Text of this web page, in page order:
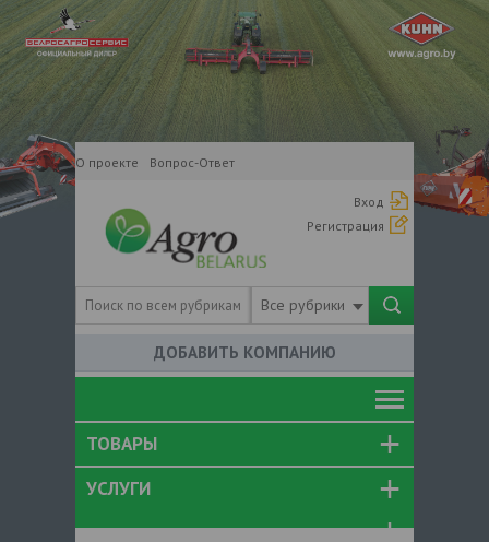
О проекте Вопрос-Ответ
Вход
Регистрация
Все рубрики
ДОБАВИТЬ КОМПАНИЮ
ТОВАРЫ
УСЛУГИ